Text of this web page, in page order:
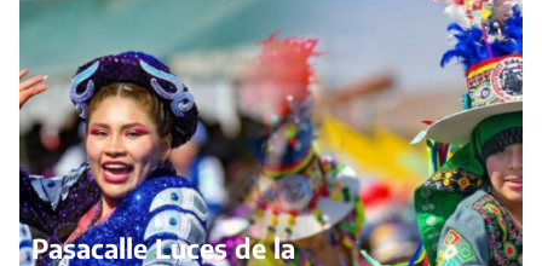
Pasacalle Luces de la